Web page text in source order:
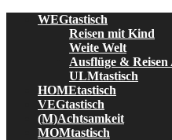
WEGtastisch
Reisen mit Kind
Weite Welt
Ausflüge & Reisen
ULMtastisch
HOMEtastisch
VEGtastisch
(M)Achtsamkeit
MOMtastisch